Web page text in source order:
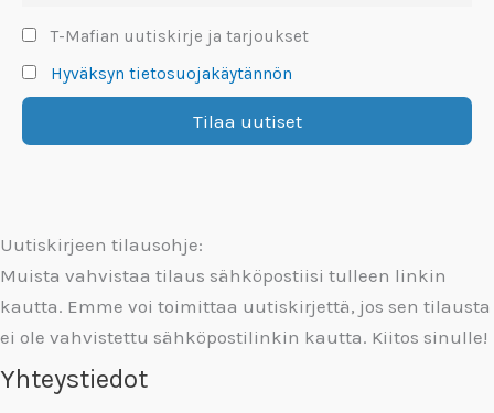
T-Mafian uutiskirje ja tarjoukset
Hyväksyn tietosuojakäytännön
Uutiskirjeen tilausohje:
Muista vahvistaa tilaus sähköpostiisi tulleen linkin
kautta. Emme voi toimittaa uutiskirjettä, jos sen tilausta
ei ole vahvistettu sähköpostilinkin kautta. Kiitos sinulle!
Yhteystiedot